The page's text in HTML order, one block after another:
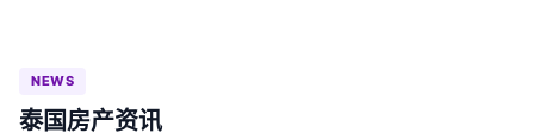
NEWS
泰国房产资讯